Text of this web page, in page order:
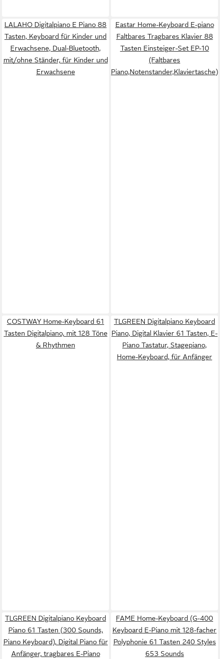
LALAHO Digitalpiano E Piano 88
Tasten, Keyboard für Kinder und
Erwachsene, Dual-Bluetooth,
mit/ohne Ständer, für Kinder und
Erwachsene
Eastar Home-Keyboard E-piano
Faltbares Tragbares Klavier 88
Tasten Einsteiger-Set EP-10
(Faltbares
Piano,Notenstander,Klaviertasche)
COSTWAY Home-Keyboard 61
Tasten Digitalpiano, mit 128 Töne
& Rhythmen
TLGREEN Digitalpiano Keyboard
Piano, Digital Klavier 61 Tasten, E-
Piano Tastatur, Stagepiano,
Home-Keyboard, für Anfänger
TLGREEN Digitalpiano Keyboard
Piano 61 Tasten (300 Sounds,
Piano Keyboard), Digital Piano für
Anfänger, tragbares E-Piano
FAME Home-Keyboard (G-400
Keyboard E-Piano mit 128-facher
Polyphonie 61 Tasten 240 Styles
653 Sounds